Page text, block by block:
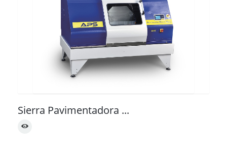
Sierra Pavimentadora ...